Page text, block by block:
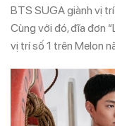
BTS SUGA giành vị
Cùng với đó, đĩa đơn
vị trí số 1 trên Melon